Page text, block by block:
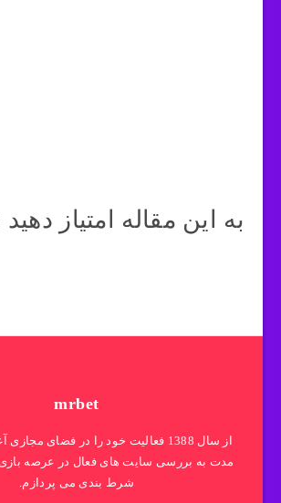
به این مقاله امتیاز دهید
mrbet
از سال 1388 فعالیت خود را در فضای
مدت به بررسی سایت های فعال در عرصه بازی
شرط بندی می پردازم.